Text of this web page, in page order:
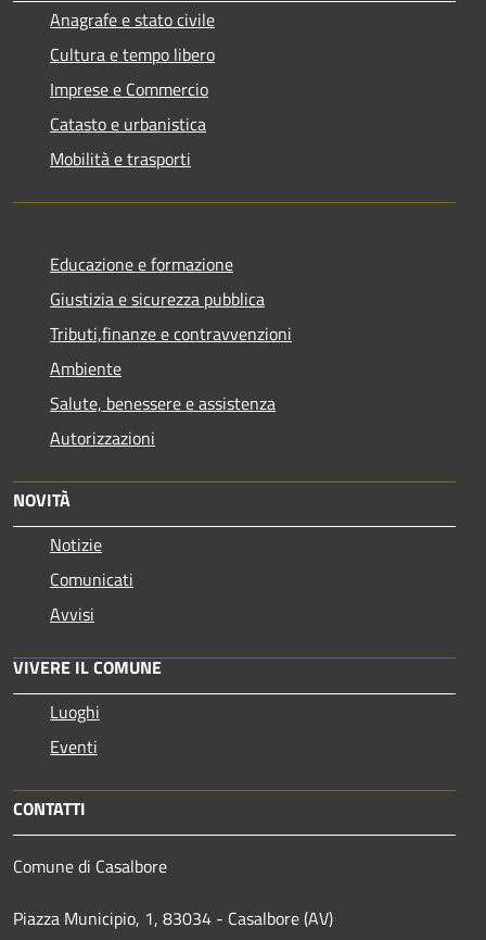
Anagrafe e stato civile
Cultura e tempo libero
Imprese e Commercio
Catasto e urbanistica
Mobilità e trasporti
Educazione e formazione
Giustizia e sicurezza pubblica
Tributi,finanze e contravvenzioni
Ambiente
Salute, benessere e assistenza
Autorizzazioni
NOVITÀ
Notizie
Comunicati
Avvisi
VIVERE IL COMUNE
Luoghi
Eventi
CONTATTI
Comune di Casalbore
Piazza Municipio, 1, 83034 - Casalbore (AV)